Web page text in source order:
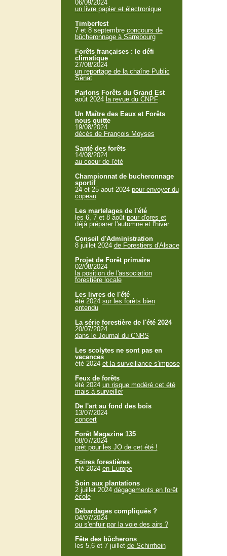
06/09/2024
un livre papier et électronique
Timberfest
7 et 8 septembre concours de
bûcheronnage à Sarrebourg
Forêts françaises : le défi
climatique
27/08/2024
un reportage de la chaîne Public
Sénat
Parlons Forêts du Grand Est
août 2024 la revue du CNPF
Un Maître des Eaux et Forêts
nous quitte
19/08/2024
décès de François Moyses
Santé des forêts
14/08/2024
au coeur de l'été
Championnat de bucheronnage
sportif
24 et 25 aout 2024 pour envoyer du
copeau
Les martelages de l'été
les 6, 7 et 8 août pour d'ores et
déjà préparer l'automne et l'hiver
Conseil d'Administration
8 juillet 2024 de Forestiers d'Alsace
Projet de Forêt primaire
02/08/2024
la position de l'association
forestière locale
Les livres de l'été
été 2024 sur les forêts bien
entendu
La série forestière de l'été 2024
20/07/2024
dans le Journal du CNRS
Les scolytes ne sont pas en
vacances
été 2024 et la surveillance s'impose
Feux de forêts
été 2024 un risque modéré cet été
mais à surveiller
De l'art au fond des bois
13/07/2024
concert
Forêt Magazine 135
08/07/2024
prêt pour les JO de cet été !
Foires forestières
été 2024 en Europe
Soin aux plantations
2 juillet 2024 dégagements en forêt
école
Débardages compliqués ?
04/07/2024
ou s'enfuir par la voie des airs ?
Fête des bûcherons
les 5,6 et 7 juillet de Schirrhein